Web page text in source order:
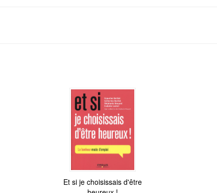
Et si je choisissais d'être